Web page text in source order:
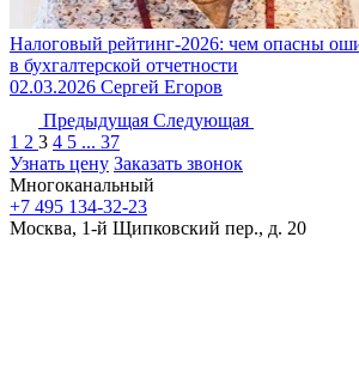
Налоговый рейтинг‑2026: чем опасны
в бухгалтерской отчетности
02.03.2026 Сергей Егоров
Предыдущая Следующая
1 2 3 4 5 ... 37
Узнать цену Заказать звонок
Многоканальный
+7 495 134-32-23
Москва, 1-й Щипковский пер., д. 20